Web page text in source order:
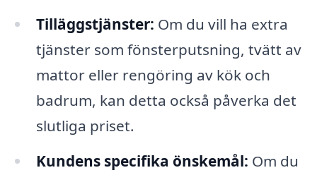
Tilläggstjänster: Om du vill ha extra
tjänster som fönsterputsning, tvätt av
mattor eller rengöring av kök och
badrum, kan detta också påverka det
slutliga priset.
Kundens specifika önskemål: Om du